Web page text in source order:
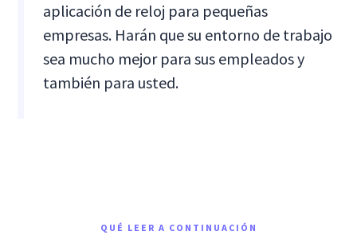
aplicación de reloj para pequeñas
empresas. Harán que su entorno de trabajo
sea mucho mejor para sus empleados y
también para usted.
QUÉ LEER A CONTINUACIÓN